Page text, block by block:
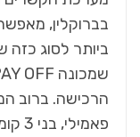
בברוקלין,
ביותר לסוג
הרכישה. ברוב